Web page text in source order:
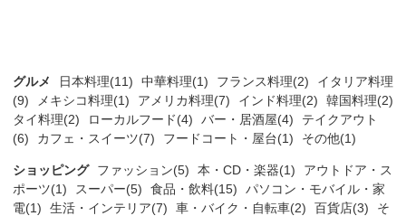
グルメ 日本料理(11) 中華料理(1) フランス料理(2)
イタリア料理
(9)
メキシコ料理(1) アメリカ料理(7) インド料理(2)
韓国料理(2)
タイ料理(2)
ローカルフード(4) バー・居酒屋(4)
テイクアウト
(6)
カフェ・スイーツ(7) フードコート・屋台(1) その他(1)
ショッピング ファッション(5) 本・CD・楽器(1)
アウトドア・ス
ポーツ(1)
スーパー(5) 食品・飲料(15)
パソコン・モバイル・家
電(1)
生活・インテリア(7) 車・バイク・自転車(2) 百貨店(3)
そ